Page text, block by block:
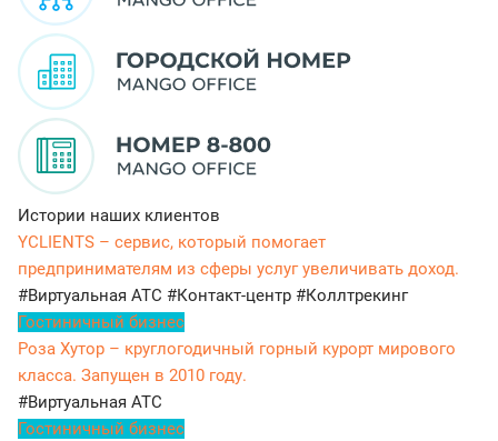
Истории наших клиентов
YCLIENTS – сервис, который помогает
предпринимателям из сферы услуг увеличивать доход.
#Виртуальная АТС #Контакт-центр #Коллтрекинг
Гостиничный бизнес
Роза Хутор – круглогодичный горный курорт мирового
класса. Запущен в 2010 году.
#Виртуальная АТС
Гостиничный бизнес